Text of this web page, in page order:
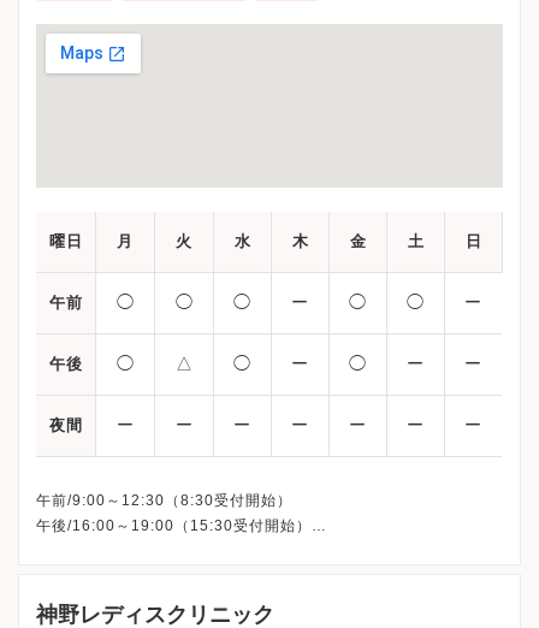
曜日 月 火 水 木 金 土 日
午前 ◯ ◯ ◯ ー ◯ ◯ ー
午後 ◯ △ ◯ ー ◯ ー ー
夜間 ー ー ー ー ー ー ー
午前/9:00～12:30（8:30受付開始）
午後/16:00～19:00（15:30受付開始）
※詳細はクリニックHPを確認、または直接お問い合わせくださ
神野レディスクリニック